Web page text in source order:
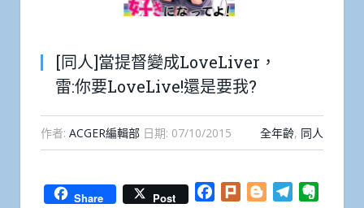
[同人]當提督變成LoveLiver，
雷:你要LoveLive!還是要我?
作者: ACGER編輯部 日期: 07/10/2015 全年齡, 同人
Share Post Facebook
Plurk BloggerTelegram